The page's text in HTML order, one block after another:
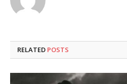
RELATED POSTS